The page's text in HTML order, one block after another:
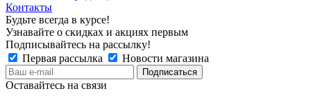
Контакты
Будьте всегда в курсе!
Узнавайте о скидках и акциях первым
Подписывайтесь на рассылку!
Первая рассылка
Новости магазина
Оставайтесь на связи